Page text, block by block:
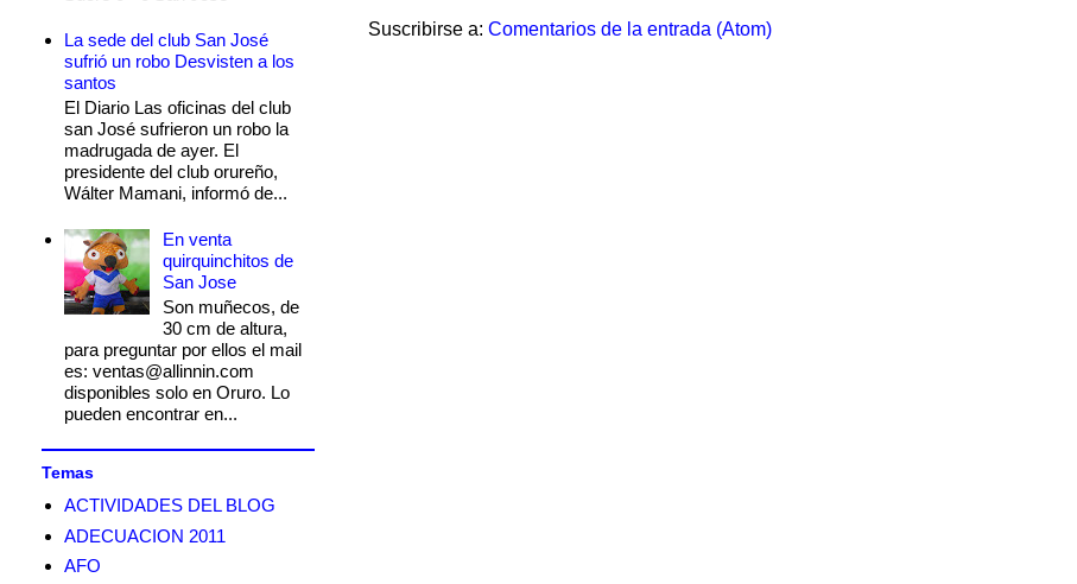
Suscribirse a: Comentarios de la entrada (Atom)
La sede del club San José
sufrió un robo Desvisten a los
santos
El Diario Las oficinas del club
san José sufrieron un robo la
madrugada de ayer. El
presidente del club orureño,
Wálter Mamani, informó de...
En venta
quirquinchitos de
San Jose
Son muñecos, de
30 cm de altura,
para preguntar por ellos el mail
es: ventas@allinnin.com
disponibles solo en Oruro. Lo
pueden encontrar en...
Temas
ACTIVIDADES DEL BLOG
ADECUACION 2011
AFO